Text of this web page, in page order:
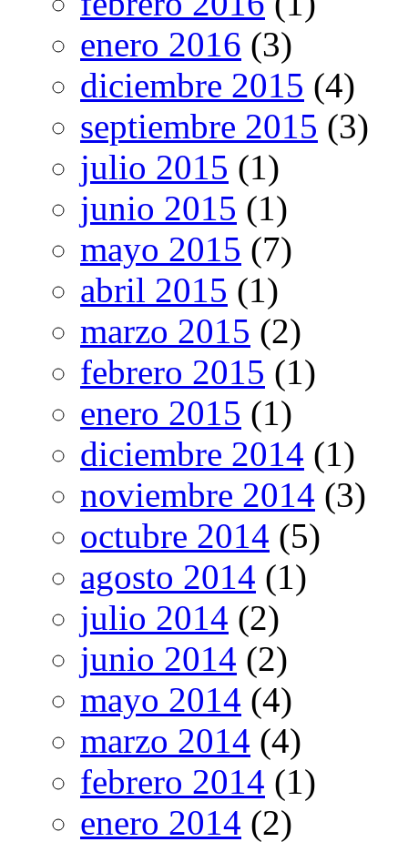
enero 2016 (3)
diciembre 2015 (4)
septiembre 2015 (3)
julio 2015 (1)
junio 2015 (1)
mayo 2015 (7)
abril 2015 (1)
marzo 2015 (2)
febrero 2015 (1)
enero 2015 (1)
diciembre 2014 (1)
noviembre 2014 (3)
octubre 2014 (5)
agosto 2014 (1)
julio 2014 (2)
junio 2014 (2)
mayo 2014 (4)
marzo 2014 (4)
febrero 2014 (1)
enero 2014 (2)